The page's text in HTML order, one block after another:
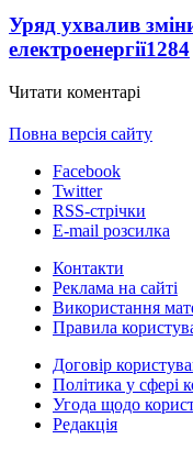
Уряд ухвалив
електроенергії1284
Читати коментарі
Повна версія сайту
Facebook
Twitter
RSS-стрічки
E-mail розсилка
Контакти
Реклама на сайті
Використання
Правила
Договір
Політика у сфері
Угода щодо
Редакція